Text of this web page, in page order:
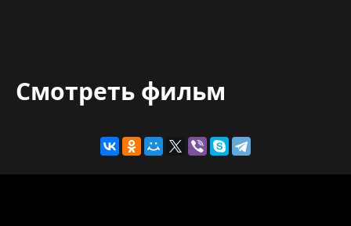
Смотреть фильм